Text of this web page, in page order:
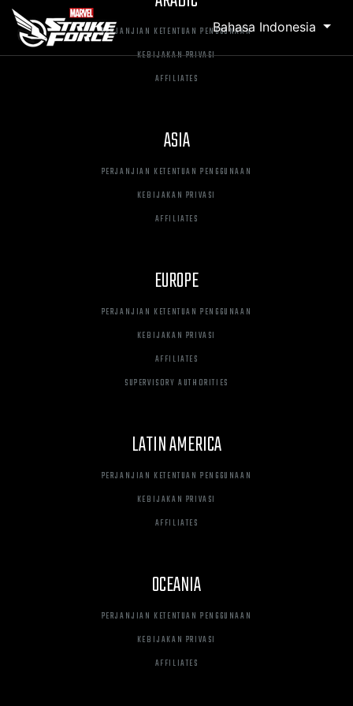
Bahasa Indonesia
PERJANJIAN KETENTUAN PENGGUNAAN
KEBIJAKAN PRIVASI
AFFILIATES
ASIA
PERJANJIAN KETENTUAN PENGGUNAAN
KEBIJAKAN PRIVASI
AFFILIATES
EUROPE
PERJANJIAN KETENTUAN PENGGUNAAN
KEBIJAKAN PRIVASI
AFFILIATES
SUPERVISORY AUTHORITIES
LATIN AMERICA
PERJANJIAN KETENTUAN PENGGUNAAN
KEBIJAKAN PRIVASI
AFFILIATES
OCEANIA
PERJANJIAN KETENTUAN PENGGUNAAN
KEBIJAKAN PRIVASI
AFFILIATES